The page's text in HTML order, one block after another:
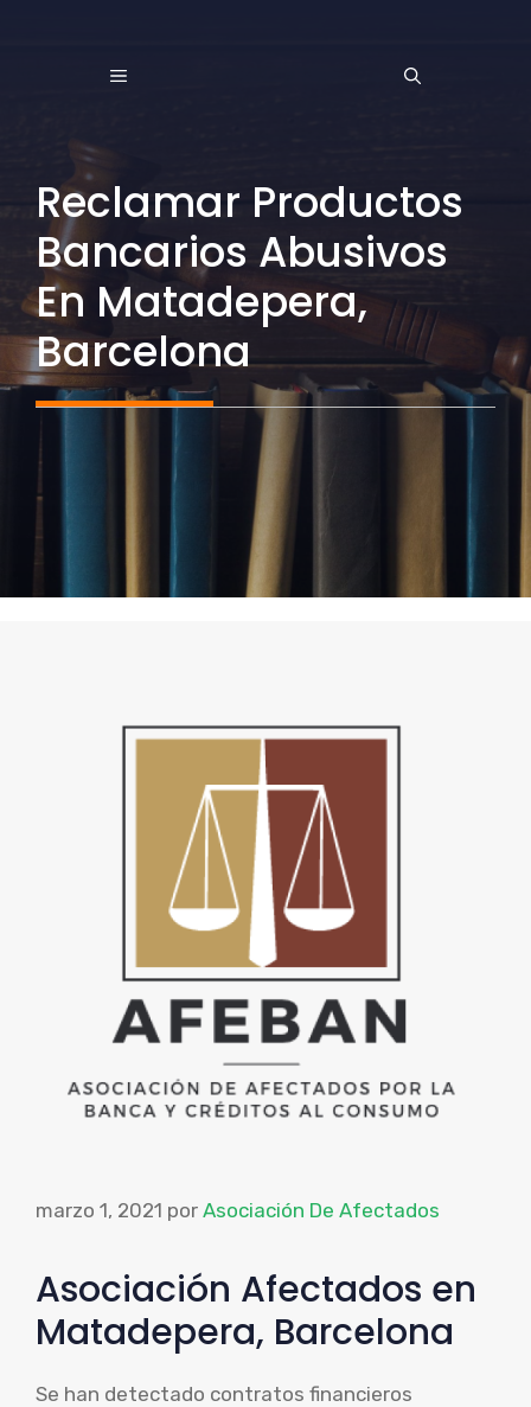
MENÚ
Reclamar Productos
Bancarios Abusivos
En Matadepera,
Barcelona
marzo 1, 2021 por Asociación De Afectados
Asociación Afectados en
Matadepera, Barcelona
Se han detectado contratos financieros